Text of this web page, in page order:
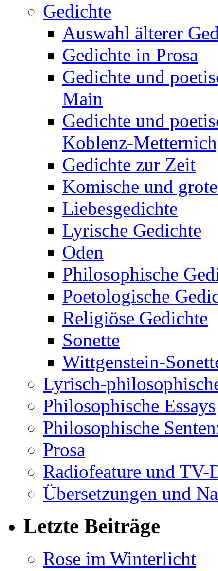
Gedichte
Auswahl älterer
Gedichte in Prosa
Gedichte und
Main
Gedichte und
Koblenz-
Gedichte zur Zeit
Komische und
Liebesgedichte
Lyrische Gedichte
Oden
Philosophische
Poetologische
Religiöse Gedichte
Sonette
Wittgenstein-
Lyrisch-
Philosophische Essays
Philosophische
Prosa
Radiofeature und TV-
Übersetzungen und
Letzte Beiträge
Rose im Winterlicht